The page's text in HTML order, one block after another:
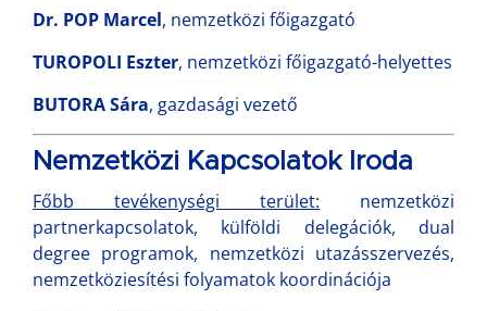
Dr. POP Marcel, nemzetközi főigazgató
TUROPOLI Eszter, nemzetközi főigazgató-helyettes
BUTORA Sára, gazdasági vezető
Nemzetközi Kapcsolatok Iroda
Főbb tevékenységi terület: nemzetközi
partnerkapcsolatok, külföldi delegációk, dual
degree programok, nemzetközi utazásszervezés,
nemzetköziesítési folyamatok koordinációja